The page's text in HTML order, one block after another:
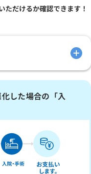
ただけるか確認できます！
した場合の「入